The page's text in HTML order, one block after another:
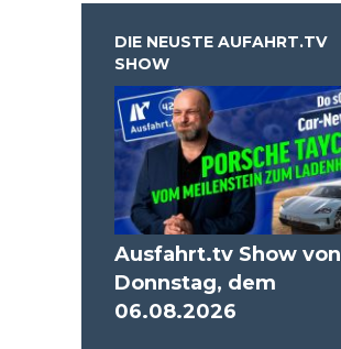
DIE NEUSTE AUFAHRT.TV
SHOW
Ausfahrt.tv Show von
Donnstag, dem
06.08.2026